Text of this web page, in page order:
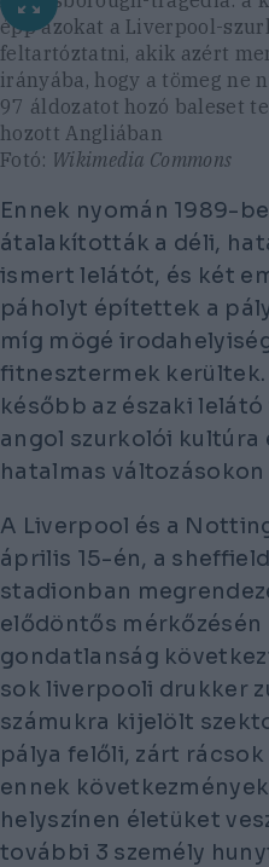
épp azokat a Liverpool-
feltartóztatni, akik azért
irányába, hogy a tömeg ne
97 áldozatot hozó baleset
hozott Angliában
Fotó: Wikimedia Commons
Ennek nyomán 1989-
átalakították a déli,
ismert lelátót, és két
páholyt építettek a
míg mögé
fitnesztermek kerültek.
később az északi
angol szurkolói kultúra
hatalmas
A Liverpool és a
április 15-én, a
stadionban
elődöntős
gondatlanság
sok liverpooli drukker
számukra kijelölt
pálya felőli, zárt
ennek
helyszínen életüket
további 3 személy